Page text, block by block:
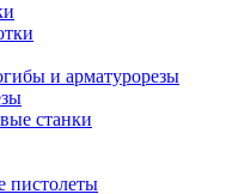
и арматурорезы
станки
пистолеты